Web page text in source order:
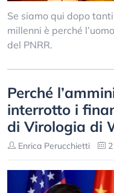
Se siamo qui dopo
millenni è perché
del PNRR.
Perché
interrotto i
di Virologia di
Enrica Perucchietti